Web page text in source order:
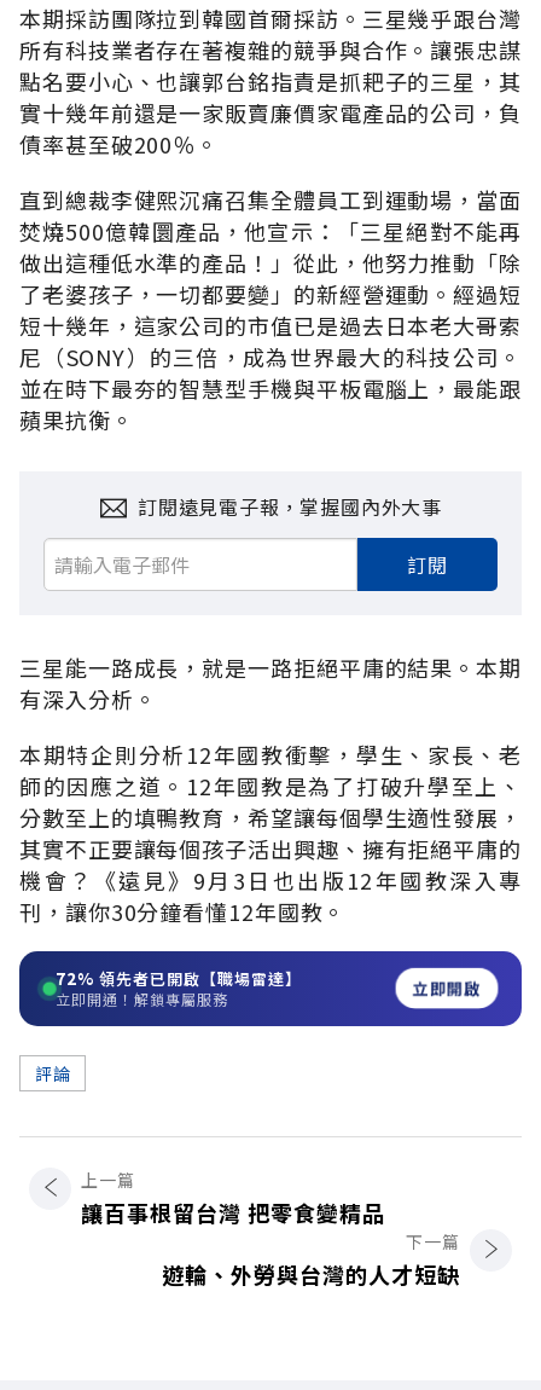
本期採訪團隊拉到韓國首爾採訪。三星幾乎跟台灣
所有科技業者存在著複雜的競爭與合作。讓張忠謀
點名要小心、也讓郭台銘指責是抓耙子的三星，其
實十幾年前還是一家販賣廉價家電產品的公司，負
債率甚至破200％。
直到總裁李健熙沉痛召集全體員工到運動場，當面
焚燒500億韓圜產品，他宣示：「三星絕對不能再
做出這種低水準的產品！」從此，他努力推動「除
了老婆孩子，一切都要變」的新經營運動。經過短
短十幾年，這家公司的市值已是過去日本老大哥索
尼（SONY）的三倍，成為世界最大的科技公司。
並在時下最夯的智慧型手機與平板電腦上，最能跟
蘋果抗衡。
訂閱遠見電子報，掌握國內外大事
訂閱
三星能一路成長，就是一路拒絕平庸的結果。本期
有深入分析。
本期特企則分析12年國教衝擊，學生、家長、老
師的因應之道。12年國教是為了打破升學至上、
分數至上的填鴨教育，希望讓每個學生適性發展，
其實不正要讓每個孩子活出興趣、擁有拒絕平庸的
機會？《遠見》9月3日也出版12年國教深入專
刊，讓你30分鐘看懂12年國教。
72% 領先者已開啟【職場雷達】
立即開通！解鎖專屬服務 立即開啟
評論
上一篇
讓百事根留台灣 把零食變精品
下一篇
遊輪、外勞與台灣的人才短缺